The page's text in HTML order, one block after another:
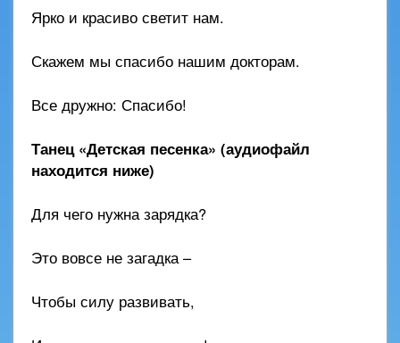
Ярко и красиво светит нам.
Скажем мы спасибо нашим докторам.
Все дружно: Спасибо!
Танец «Детская песенка» (аудиофайл
находится ниже)
Для чего нужна зарядка?
Это вовсе не загадка –
Чтобы силу развивать,